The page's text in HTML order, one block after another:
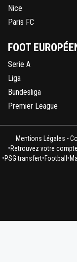
Nice
Paris FC
FOOT
Serie A
Liga
Bundesliga
Premier League
Mentions Légales -
•Retrouvez votre
•PSG transfert•Football •